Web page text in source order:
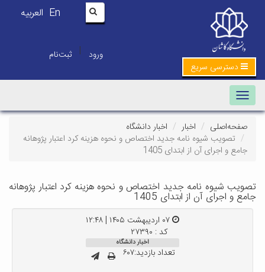
En العربیه
ورود | ثبت‌نام
دسترسی سریع
Toggle navigation
صفحه‌اصلی اخبار
اخبار دانشگاه
تصویب شیوه نامه جدید اختصاص و نحوه هزینه کرد اعتبار پژوهانه
جامع و اجرای آن از ابتدای 1405
تصویب شیوه نامه جدید اختصاص و نحوه هزینه کرد اعتبار پژوهانه
جامع و اجرای آن از ابتدای 1405
کد : ۲۷۳۹۰
اخبار دانشگاه
تعداد بازدید:۶۰۷